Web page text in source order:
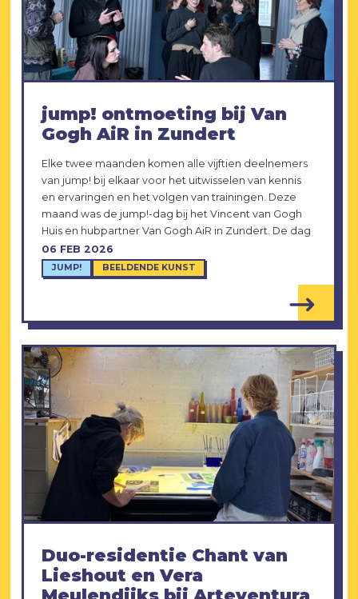
06 FEB 2026
JUMP! BEELDENDE KUNST
jump! ontmoeting bij Van
Gogh AiR in Zundert
Elke twee maanden komen alle vijftien deelnemers
van jump! bij elkaar voor het uitwisselen van kennis
en ervaringen en het volgen van trainingen. Deze
maand was de jump!-dag bij het Vincent van Gogh
Huis en hubpartner Van Gogh AiR in Zundert. De dag
Duo-residentie Chant van
Lieshout en Vera
Meulendijks bij Arteventura